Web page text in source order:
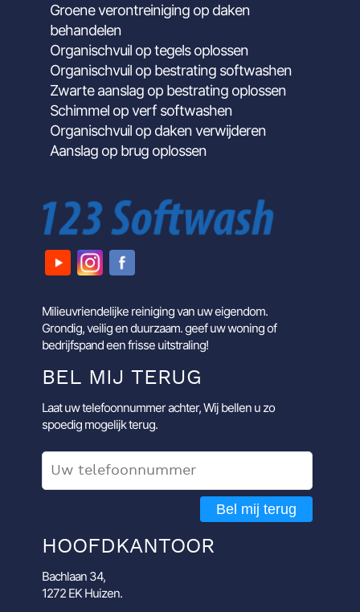
Groene verontreiniging op daken
behandelen
Organischvuil op tegels oplossen
Organischvuil op bestrating softwashen
Zwarte aanslag op bestrating oplossen
Schimmel op verf softwashen
Organischvuil op daken verwijderen
Aanslag op brug oplossen
Milieuvriendelijke reiniging van uw eigendom.
Grondig, veilig en duurzaam. geef uw woning of
bedrijfspand een frisse uitstraling!
BEL MIJ TERUG
Laat uw telefoonnummer achter, Wij bellen u zo
spoedig mogelijk terug.
Bel mij terug
HOOFDKANTOOR
Bachlaan 34,
1272 EK Huizen.